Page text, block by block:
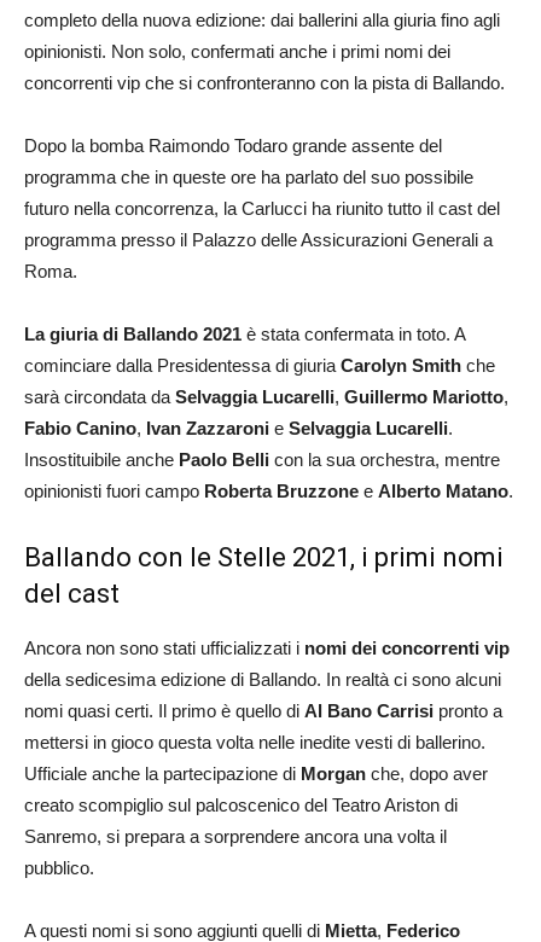
completo della nuova edizione: dai ballerini alla giuria fino agli
opinionisti. Non solo, confermati anche i primi nomi dei
concorrenti vip che si confronteranno con la pista di Ballando.
Dopo la bomba Raimondo Todaro grande assente del
programma che in queste ore ha parlato del suo possibile
futuro nella concorrenza, la Carlucci ha riunito tutto il cast del
programma presso il Palazzo delle Assicurazioni Generali a
Roma.
La giuria di Ballando 2021 è stata confermata in toto. A
cominciare dalla Presidentessa di giuria Carolyn Smith che
sarà circondata da Selvaggia Lucarelli, Guillermo Mariotto,
Fabio Canino, Ivan Zazzaroni e Selvaggia Lucarelli.
Insostituibile anche Paolo Belli con la sua orchestra, mentre
opinionisti fuori campo Roberta Bruzzone e Alberto Matano.
Ballando con le Stelle 2021, i primi nomi
del cast
Ancora non sono stati ufficializzati i nomi dei concorrenti vip
della sedicesima edizione di Ballando. In realtà ci sono alcuni
nomi quasi certi. Il primo è quello di Al Bano Carrisi pronto a
mettersi in gioco questa volta nelle inedite vesti di ballerino.
Ufficiale anche la partecipazione di Morgan che, dopo aver
creato scompiglio sul palcoscenico del Teatro Ariston di
Sanremo, si prepara a sorprendere ancora una volta il
pubblico.
A questi nomi si sono aggiunti quelli di Mietta, Federico